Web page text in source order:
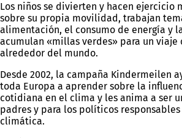
Los niños se divierten y hacen ejercicio
sobre su propia movilidad, trabajan
alimentación, el consumo de energía y
acumulan «millas verdes» para un
alrededor del mundo.
Desde 2002, la campaña Kindermeilen
toda Europa a aprender sobre la
cotidiana en el clima y les anima a ser
padres y para los políticos
climática.